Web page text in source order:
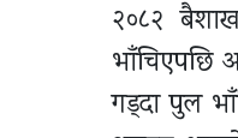
२०८२ बैशाख
भाँचिएपछि
गड्दा पुल